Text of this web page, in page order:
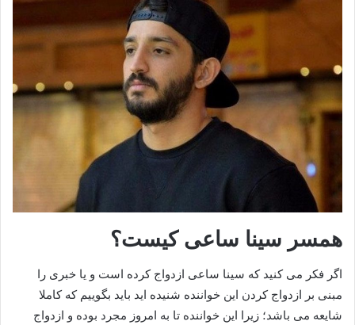
همسر سینا ساعی کیست؟
اگر فکر می کنید که سینا ساعی ازدواج کرده است و یا خبری را
مبنی بر ازدواج کردن این خواننده شنیده اید باید بگوییم که کاملا
شایعه می باشد؛ زیرا این خواننده تا به امروز مجرد بوده و ازدواج